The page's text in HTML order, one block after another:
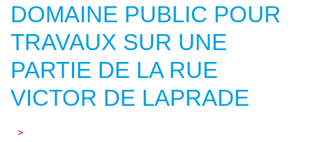
DOMAINE PUBLIC POUR
TRAVAUX SUR UNE
PARTIE DE LA RUE
VICTOR DE LAPRADE
>